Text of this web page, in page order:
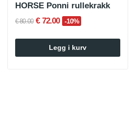
HORSE Ponni rullekrakk
€ 80.00 € 72.00 -10%
Legg i kurv